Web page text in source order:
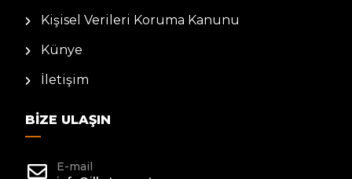
Kişisel Verileri Koruma Kanunu
Künye
İletişim
BIZE ULAŞIN
E-mail